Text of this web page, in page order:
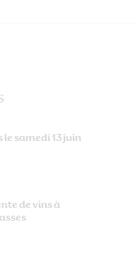
le samedi 13 juin
de vins à